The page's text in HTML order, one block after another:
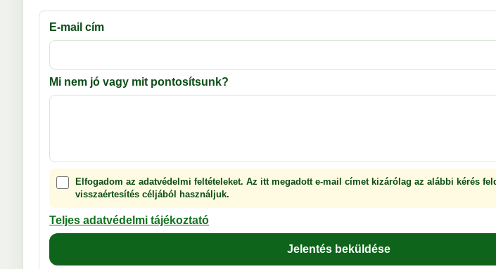
E-mail cím
Mi nem jó vagy mit pontosítsunk?
Elfogadom az adatvédelmi feltételeket. Az itt megadott e-mail címet kizárólag az alábbi kérés
visszaértesítés céljából használjuk.
Teljes adatvédelmi tájékoztató
Jelentés beküldése